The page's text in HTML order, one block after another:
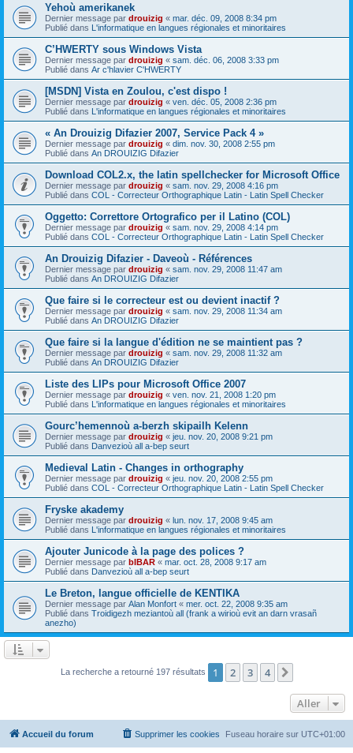
Yehoù amerikanek
Dernier message par drouizig « mar. déc. 09, 2008 8:34 pm
Publié dans L'informatique en langues régionales et minoritaires
C’HWERTY sous Windows Vista
Dernier message par drouizig « sam. déc. 06, 2008 3:33 pm
Publié dans Ar c'hlavier C'HWERTY
[MSDN] Vista en Zoulou, c'est dispo !
Dernier message par drouizig « ven. déc. 05, 2008 2:36 pm
Publié dans L'informatique en langues régionales et minoritaires
« An Drouizig Difazier 2007, Service Pack 4 »
Dernier message par drouizig « dim. nov. 30, 2008 2:55 pm
Publié dans An DROUIZIG Difazier
Download COL2.x, the latin spellchecker for Microsoft Office
Dernier message par drouizig « sam. nov. 29, 2008 4:16 pm
Publié dans COL - Correcteur Orthographique Latin - Latin Spell Checker
Oggetto: Correttore Ortografico per il Latino (COL)
Dernier message par drouizig « sam. nov. 29, 2008 4:14 pm
Publié dans COL - Correcteur Orthographique Latin - Latin Spell Checker
An Drouizig Difazier - Daveoù - Références
Dernier message par drouizig « sam. nov. 29, 2008 11:47 am
Publié dans An DROUIZIG Difazier
Que faire si le correcteur est ou devient inactif ?
Dernier message par drouizig « sam. nov. 29, 2008 11:34 am
Publié dans An DROUIZIG Difazier
Que faire si la langue d'édition ne se maintient pas ?
Dernier message par drouizig « sam. nov. 29, 2008 11:32 am
Publié dans An DROUIZIG Difazier
Liste des LIPs pour Microsoft Office 2007
Dernier message par drouizig « ven. nov. 21, 2008 1:20 pm
Publié dans L'informatique en langues régionales et minoritaires
Gourc’hemennoù a-berzh skipailh Kelenn
Dernier message par drouizig « jeu. nov. 20, 2008 9:21 pm
Publié dans Danvezioù all a-bep seurt
Medieval Latin - Changes in orthography
Dernier message par drouizig « jeu. nov. 20, 2008 2:55 pm
Publié dans COL - Correcteur Orthographique Latin - Latin Spell Checker
Fryske akademy
Dernier message par drouizig « lun. nov. 17, 2008 9:45 am
Publié dans L'informatique en langues régionales et minoritaires
Ajouter Junicode à la page des polices ?
Dernier message par bIBAR « mar. oct. 28, 2008 9:17 am
Publié dans Danvezioù all a-bep seurt
Le Breton, langue officielle de KENTIKA
Dernier message par Alan Monfort « mer. oct. 22, 2008 9:35 am
Publié dans Troidigezh meziantoù all (frank a wirioù evit an darn vrasañ
anezho)
La recherche a retourné 197 résultats 1 2 3 4
Aller
Accueil du forum Fuseau horaire sur UTC+01:00
Supprimer les cookies